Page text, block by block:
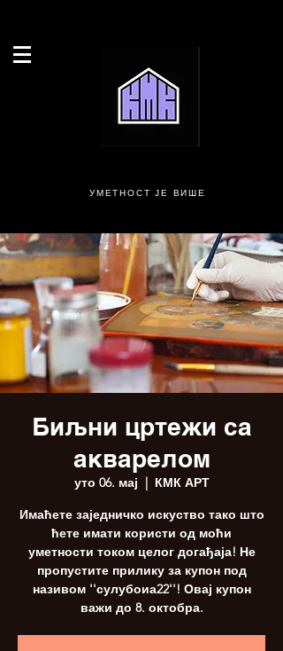
УМЕТНОСТ ЈЕ ВИШЕ
Биљни цртежи са
акварелом
уто 06. мај
  |
КМК АРТ
Имаћете заједничко искуство тако што
ћете имати користи од моћи
уметности током целог догађаја! Не
пропустите прилику за купон под
називом ''сулубоиа22''! Овај купон
важи до 8. октобра.